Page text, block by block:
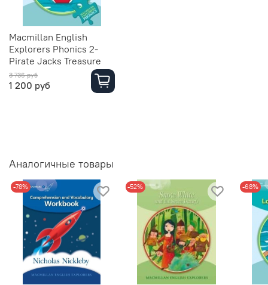
Macmillan English
Explorers Phonics 2-
Pirate Jacks Treasure
3 736 руб
1 200 руб
Аналогичные товары
-78% -52% -68%